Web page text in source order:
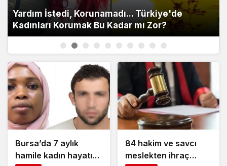
Yardım İstedi, Korunamadı... Türkiye'de
Kadınları Korumak Bu Kadar mı Zor?
Bursa’da 7 aylık
hamile kadın hayatını
84 hakim ve savcı
meslekten ihraç